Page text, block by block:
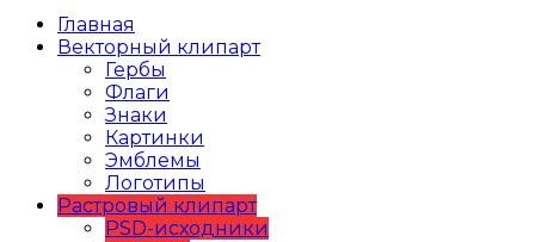
Главная
Векторный клипарт
Гербы
Флаги
Знаки
Картинки
Эмблемы
Логотипы
Растровый клипарт
PSD-исходники